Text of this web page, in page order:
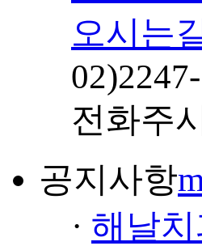
오시는
02)
전화주
공지사항
· 해날